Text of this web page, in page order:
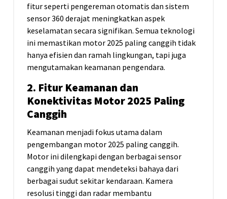
fitur seperti pengereman otomatis dan sistem
sensor 360 derajat meningkatkan aspek
keselamatan secara signifikan. Semua teknologi
ini memastikan motor 2025 paling canggih tidak
hanya efisien dan ramah lingkungan, tapi juga
mengutamakan keamanan pengendara.
2. Fitur Keamanan dan
Konektivitas Motor 2025 Paling
Canggih
Keamanan menjadi fokus utama dalam
pengembangan motor 2025 paling canggih.
Motor ini dilengkapi dengan berbagai sensor
canggih yang dapat mendeteksi bahaya dari
berbagai sudut sekitar kendaraan. Kamera
resolusi tinggi dan radar membantu